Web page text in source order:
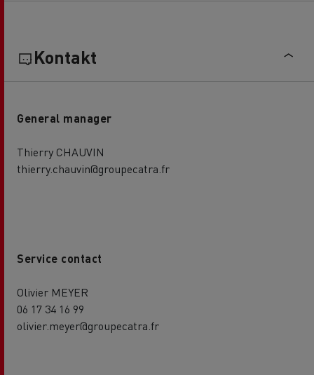
Kontakt
General manager
Thierry CHAUVIN
thierry.chauvin@groupecatra.fr
Service contact
Olivier MEYER
06 17 34 16 99
olivier.meyer@groupecatra.fr